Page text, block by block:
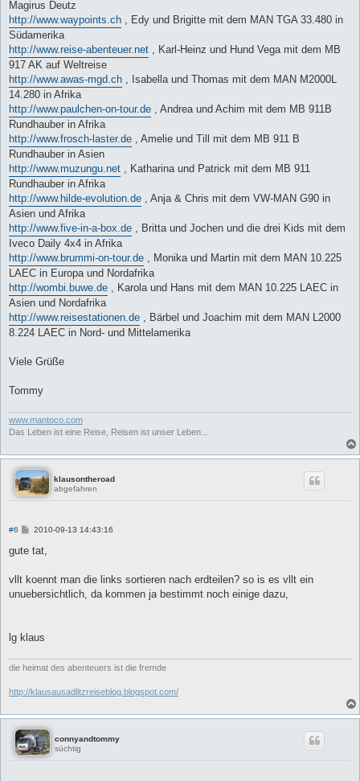
Magirus Deutz
http://www.waypoints.ch , Edy und Brigitte mit dem MAN TGA 33.480 in
Südamerika
http://www.reise-abenteuer.net , Karl-Heinz und Hund Vega mit dem MB
917 AK auf Weltreise
http://www.awas-mgd.ch , Isabella und Thomas mit dem MAN M2000L
14.280 in Afrika
http://www.paulchen-on-tour.de , Andrea und Achim mit dem MB 911B
Rundhauber in Afrika
http://www.frosch-laster.de , Amelie und Till mit dem MB 911 B
Rundhauber in Asien
http://www.muzungu.net , Katharina und Patrick mit dem MB 911
Rundhauber in Afrika
http://www.hilde-evolution.de , Anja & Chris mit dem VW-MAN G90 in
Asien und Afrika
http://www.five-in-a-box.de , Britta und Jochen und die drei Kids mit dem
Iveco Daily 4x4 in Afrika
http://www.brummi-on-tour.de , Monika und Martin mit dem MAN 10.225
LAEC in Europa und Nordafrika
http://wombi.buwe.de , Karola und Hans mit dem MAN 10.225 LAEC in
Asien und Nordafrika
http://www.reisestationen.de , Bärbel und Joachim mit dem MAN L2000
8.224 LAEC in Nord- und Mittelamerika
Viele Grüße
Tommy
www.mantoco.com
Das Leben ist eine Reise, Reisen ist unser Leben...
klausontheroad
abgefahren
#6
B
a
2010-09-13 14:43:16
gute tat,
vllt koennt man die links sortieren nach erdteilen? so is es vllt ein
unuebersichtlich, da kommen ja bestimmt noch einige dazu,
lg klaus
die heimat des abenteuers ist die fremde
http://klausausadlitzreiseblog.blogspot.com/
connyandtommy
süchtig